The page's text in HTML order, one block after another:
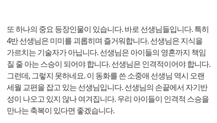
또 하나의 중요 등장인물이 있습니다. 바로 선생님들입니다. 특히
4반 선생님은 미미를 괴롭히며 즐거워합니다. 선생님은 지식을
가르치는 기술자가 아닙니다. 선생님은 아이들의 영혼까지 책임
질 줄 아는 스승이 되어야 합니다. 선생님은 인격적이어야 합니다.
그런데, 그렇지 못하네요. 이 동화를 쓴 소중애 선생님 역시 오랜
세월 교편을 잡고 있는 선생님입니다. 선생님의 손끝에서 자기반
성이 나오고 있지 않나 여겨집니다. 우리 아이들이 인격적 스승을
만나는 축복이 있다면 좋겠습니다.